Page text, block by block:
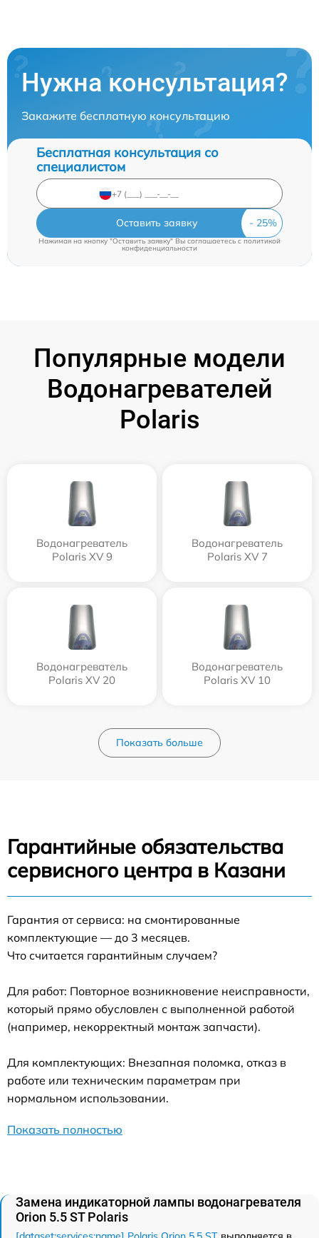
Нужна консультация?
Закажите бесплатную консультацию
Бесплатная консультация со
специалистом
Оставить заявку
Нажимая на кнопку "Оставить заявку" Вы соглашаетесь cполитикой
конфиденциальности
Популярные модели
Водонагревателей
Polaris
Водонагреватель
Polaris XV 9
Водонагреватель
Polaris XV 7
Водонагреватель
Polaris XV 20
Водонагреватель
Polaris XV 10
Показать больше
Гарантийные обязательства
сервисного центра в Казани
Гарантия от сервиса: на смонтированные
комплектующие — до 3 месяцев.
Что считается гарантийным случаем?
Для работ: Повторное возникновение неисправности,
который прямо обусловлен с выполненной работой
(например, некорректный монтаж запчасти).
Для комплектующих: Внезапная поломка, отказ в
работе или техническим параметрам при
нормальном использовании.
Показать полностью
Замена индикаторной лампы водонагревателя
Orion 5.5 ST Polaris